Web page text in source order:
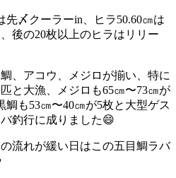
先〆クーラーin、ヒラ50.60㎝は
後の20枚以上のヒラはリリー
、アコウ、メジロが揃い、特に
と大漁、メジロも65㎝〜73㎝が
も53㎝〜40㎝が5枚と大型ゲス
釣行に成りました😄
流れが緩い日はこの五目鯛ラバ